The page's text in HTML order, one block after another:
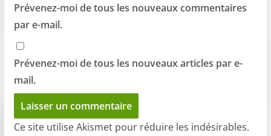
Prévenez-moi de tous les nouveaux commentaires
par e-mail.
Prévenez-moi de tous les nouveaux articles par e-
mail.
Ce site utilise Akismet pour réduire les indésirables.